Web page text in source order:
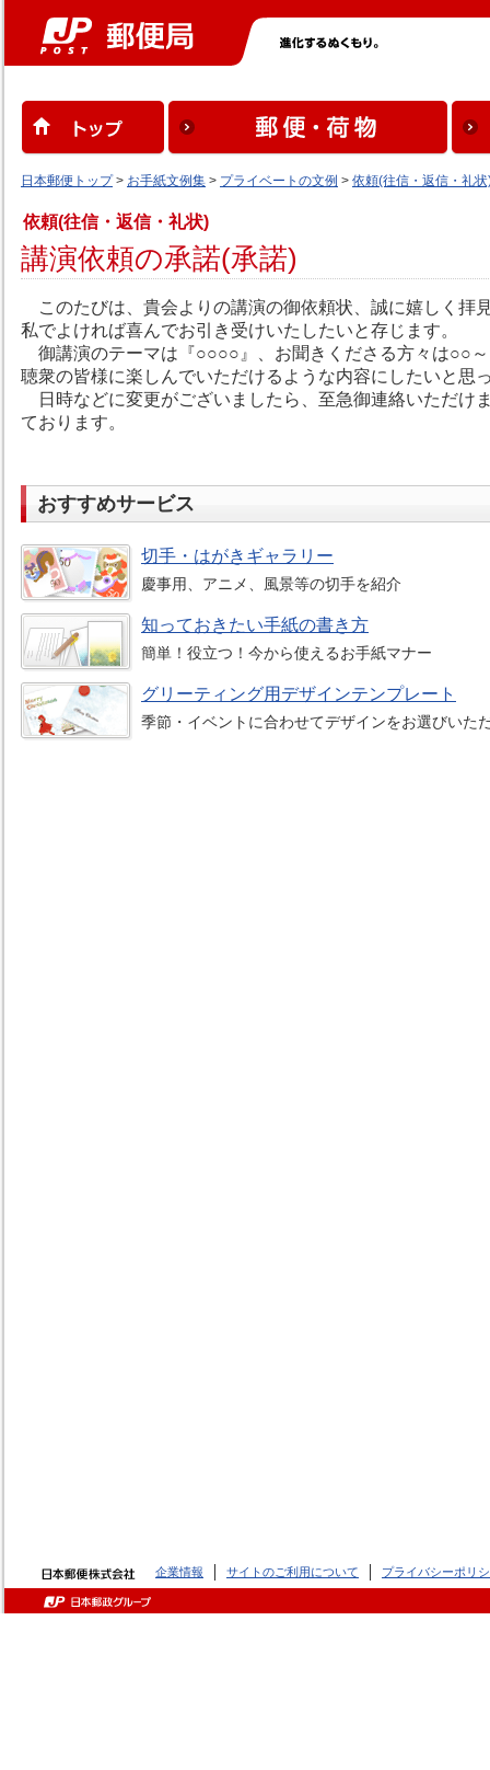
日本郵便トップ> お手紙文例集 > プライベートの文例 > 依頼(往信・返信・礼状
依頼(往信・返信・礼状)
講演依頼の承諾(承諾)
このたびは、貴会よりの講演の御依頼状、誠に嬉しく拝
私でよければ喜んでお引き受けいたしたいと存じます。
御講演のテーマは『○○○○』、お聞きくださる方々は○○
聴衆の皆様に楽しんでいただけるような内容にしたいと思
日時などに変更がございましたら、至急御連絡いただけ
ております。
おすすめサービス
切手・はがきギャラリー
慶事用、アニメ、風景等の切手を紹介
知っておきたい手紙の書き方
簡単！役立つ！今から使えるお手紙マナー
グリーティング用デザインテンプレート
季節・イベントに合わせてデザインをお選びいた
企業情報 サイトのご利用について プライバシーポリ